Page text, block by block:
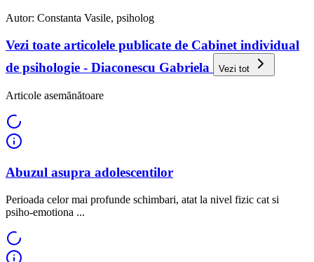
Autor: Constanta Vasile, psiholog
Vezi toate articolele publicate de Cabinet individual
de psihologie - Diaconescu Gabriela
Vezi tot
Articole asemănătoare
Abuzul asupra adolescentilor
Perioada celor mai profunde schimbari, atat la nivel fizic cat si
psiho-emotiona ...